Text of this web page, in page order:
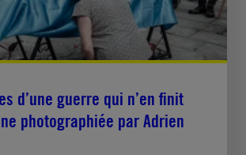
d’une guerre qui n’en finit
photographiée par Adrien